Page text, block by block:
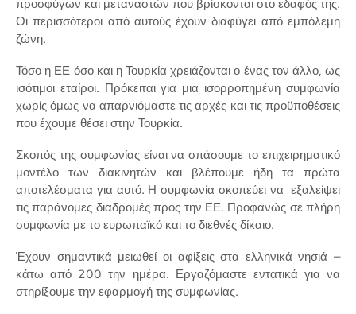
προσφύγων και μεταναστών που βρίσκονται στο έδαφός της.
Οι περισσότεροι από αυτούς έχουν διαφύγει από εμπόλεμη
ζώνη.
Τόσο η ΕΕ όσο και η Τουρκία χρειάζονται ο ένας τον άλλο, ως
ισότιμοι εταίροι. Πρόκειται για μια ισορροπημένη συμφωνία
χωρίς όμως να απαρνιόμαστε τις αρχές και τις προϋποθέσεις
που έχουμε θέσει στην Τουρκία.
Σκοπός της συμφωνίας είναι να σπάσουμε το επιχειρηματικό
μοντέλο των διακινητών και βλέπουμε ήδη τα πρώτα
αποτελέσματα για αυτό. Η συμφωνία σκοπεύει να εξαλείψει
τις παράνομες διαδρομές προς την ΕΕ. Προφανώς σε πλήρη
συμφωνία με το ευρωπαϊκό και το διεθνές δίκαιο.
Έχουν σημαντικά μειωθεί οι αφίξεις στα ελληνικά νησιά –
κάτω από 200 την ημέρα. Εργαζόμαστε εντατικά για να
στηρίξουμε την εφαρμογή της συμφωνίας.